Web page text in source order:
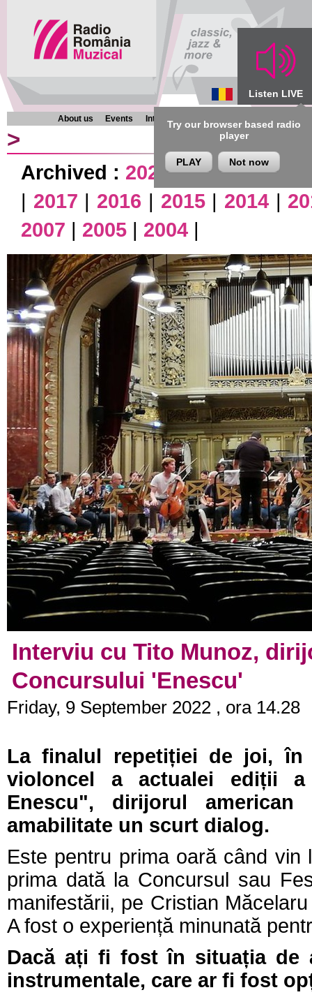
Listen LIVE
Try our browser based radio
player
PLAY Not now
About us Events Interviews Chronicles Programmes
>
Archived : 2026|2025|2024
| 2017 | 2016 | 2015| 2014|
2007 | 2005 | 2004 |
Interviu cu Tito Munoz,
Concursului 'Enescu'
Friday, 9 September 2022 , ora 14.28
La finalul repetiției de joi, în
violoncel a actualei ediții a
Enescu", dirijorul
amabilitate un scurt dialog.
Este pentru prima oară când
prima dată la Concursul sau
manifestării, pe Cristian
A fost o experiență minunată
Dacă ați fi fost în situația de
instrumentale, care ar fi fost